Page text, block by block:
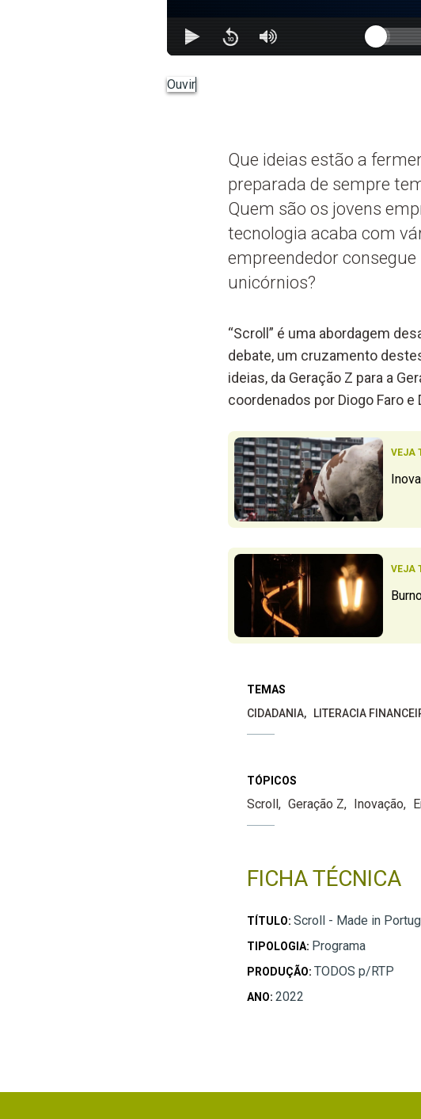
Ouvir
Que ideias estão a
preparada de sempre
Quem são os jovens
tecnologia acaba com
empreendedor
unicórnios?
“Scroll” é uma abordagem
debate, um cruzamento
ideias, da Geração Z para a
coordenados por Diogo Faro e
VEJA
VEJA
TEMAS
CIDADANIA
LITERACIA
TÓPICOS
Scroll Geração Z Inovação
FICHA TÉCNICA
TÍTULO: Scroll - Made in
TIPOLOGIA: Programa
PRODUÇÃO: TODOS p/RTP
ANO: 2022